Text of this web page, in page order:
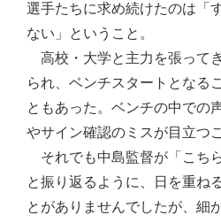
選手たちに求め続けたのは「
ない」ということ。
高校・大学と主力を張って
られ、ベンチスタートとなる
ともあった。ベンチの中での
やサイン確認のミスが目立つ
それでも中島監督が「こち
と振り返るように、日を重ね
とがありませんでしたが、細